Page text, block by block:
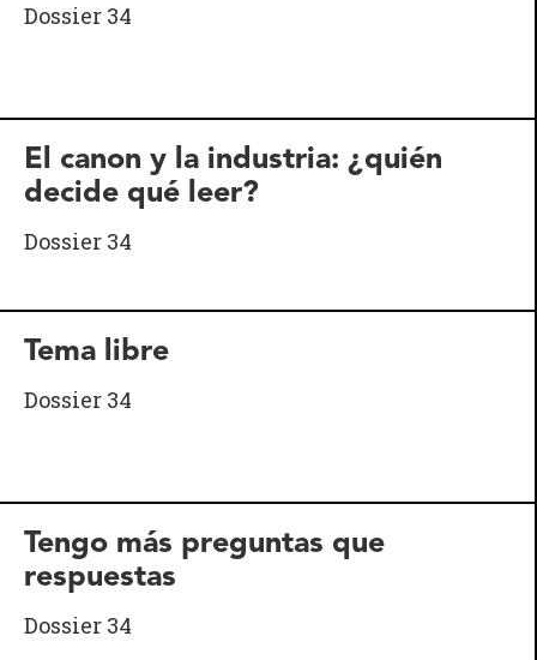
Dossier 34
El canon y la industria: ¿quién
decide qué leer?
Dossier 34
Tema libre
Dossier 34
Tengo más preguntas que
respuestas
Dossier 34